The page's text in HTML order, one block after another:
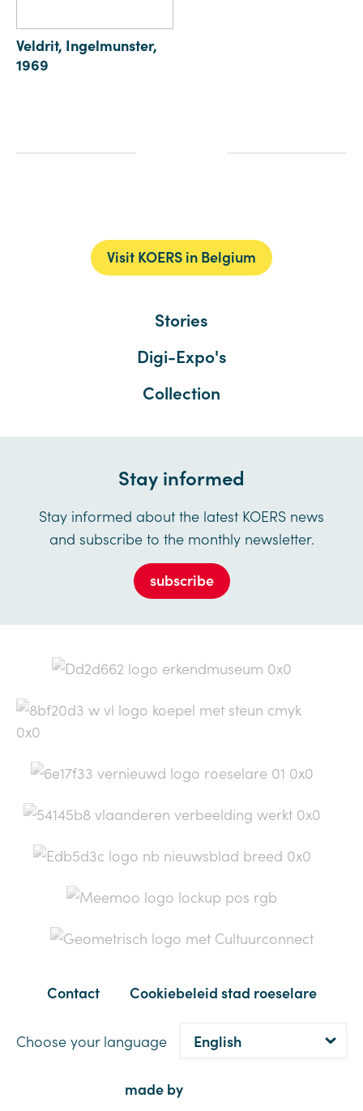
Veldrit, Ingelmunster,
1969
Visit KOERS in Belgium
Stories
Digi-Expo's
Collection
Stay informed
Stay informed about the latest KOERS news
and subscribe to the monthly newsletter.
subscribe
Contact Cookiebeleid stad roeselare
Choose your language
made by